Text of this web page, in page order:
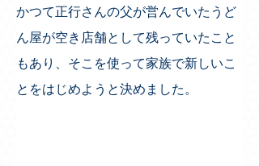
かつて正行さんの父が営んでいたうど
ん屋が空き店舗として残っていたこと
もあり、そこを使って家族で新しいこ
とをはじめようと決めました。